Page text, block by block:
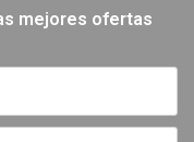
mejores ofertas